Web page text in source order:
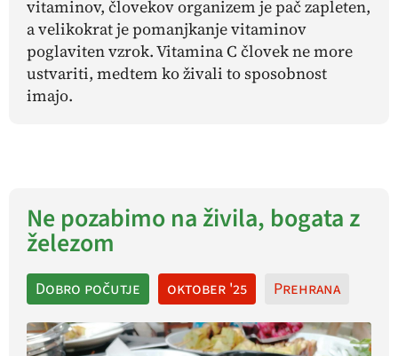
vitaminov, človekov organizem je pač zapleten,
a velikokrat je pomanjkanje vitaminov
poglaviten vzrok. Vitamina C človek ne more
ustvariti, medtem ko živali to sposobnost
imajo.
Ne pozabimo na živila, bogata z
železom
Dobro počutje oktober '25 Prehrana